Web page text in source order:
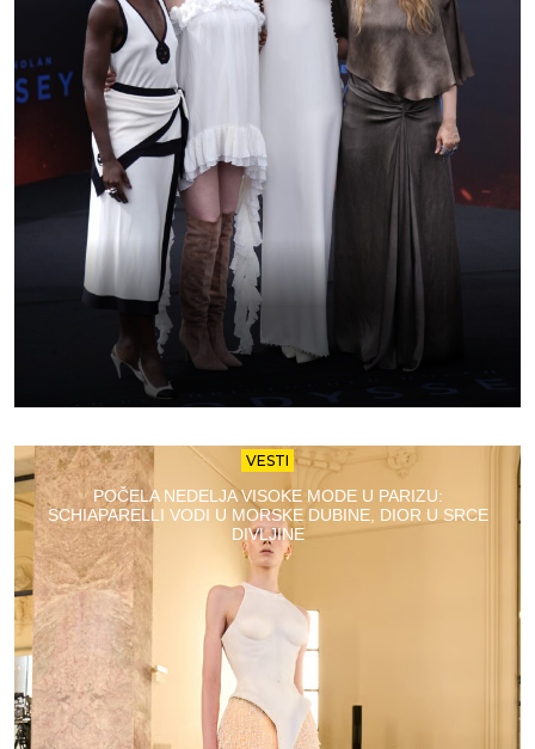
VESTI
POČELA NEDELJA VISOKE MODE U PARIZU:
SCHIAPARELLI VODI U MORSKE DUBINE, DIOR U SRCE
DIVLJINE